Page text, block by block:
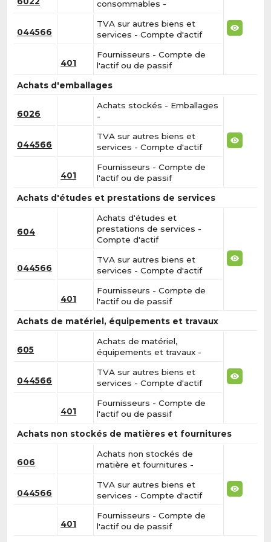
consommables -
044566
TVA sur autres biens et
services - Compte d'actif
401
Fournisseurs - Compte de
l'actif ou de passif
Achats d'emballages
6026
Achats stockés - Emballages
-
044566
TVA sur autres biens et
services - Compte d'actif
401
Fournisseurs - Compte de
l'actif ou de passif
Achats d'études et prestations de services
604
Achats d'études et
prestations de services -
Compte d'actif
044566
TVA sur autres biens et
services - Compte d'actif
401
Fournisseurs - Compte de
l'actif ou de passif
Achats de matériel, équipements et travaux
605
Achats de matériel,
équipements et travaux -
044566
TVA sur autres biens et
services - Compte d'actif
401
Fournisseurs - Compte de
l'actif ou de passif
Achats non stockés de matières et fournitures
606
Achats non stockés de
matière et fournitures -
044566
TVA sur autres biens et
services - Compte d'actif
401
Fournisseurs - Compte de
l'actif ou de passif